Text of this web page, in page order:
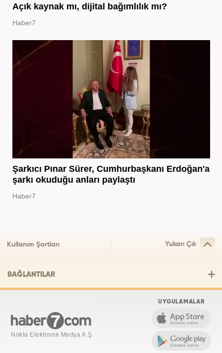
Açık kaynak mı, dijital bağımlılık mı?
Haber7
Şarkıcı Pınar Sürer, Cumhurbaşkanı Erdoğan'a
şarkı okuduğu anları paylaştı
Haber7
Kullanım Şartları Yukarı Çık
BAĞLANTILAR
Nokta Elektronik Medya A.Ş.
UYGULAMALAR